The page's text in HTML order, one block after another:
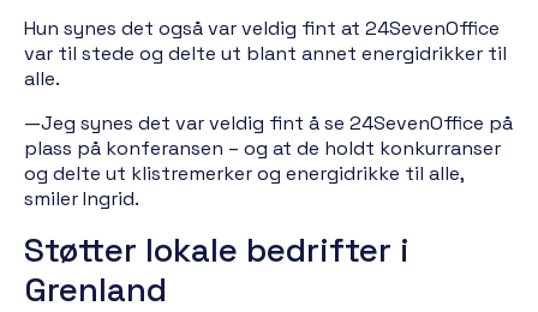
Hun synes det også var veldig fint at 24SevenOffice
var til stede og delte ut blant annet energidrikker til
alle.
—Jeg synes det var veldig fint å se 24SevenOffice på
plass på konferansen – og at de holdt konkurranser
og delte ut klistremerker og energidrikke til alle,
smiler Ingrid.
Støtter lokale bedrifter i
Grenland